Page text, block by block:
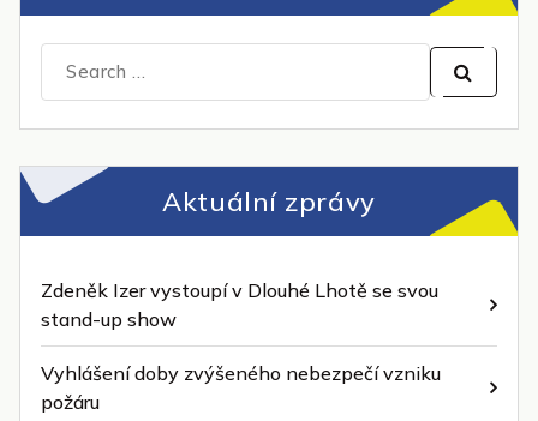
Aktuální zprávy
Zdeněk Izer vystoupí v Dlouhé Lhotě se svou
stand-up show
Vyhlášení doby zvýšeného nebezpečí vzniku
požáru